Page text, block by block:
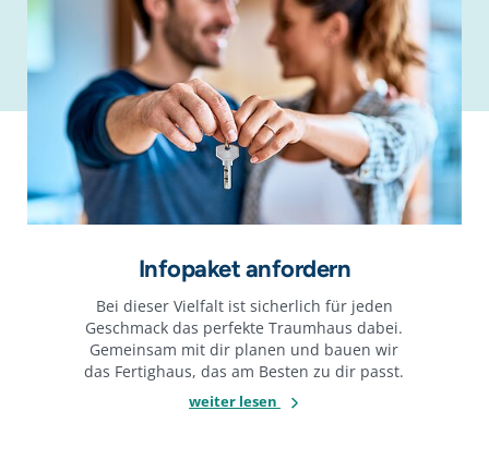
Infopaket anfordern
Bei dieser Vielfalt ist sicherlich für jeden
Geschmack das perfekte Traumhaus dabei.
Gemeinsam mit dir planen und bauen wir
das Fertighaus, das am Besten zu dir passt.
weiter lesen